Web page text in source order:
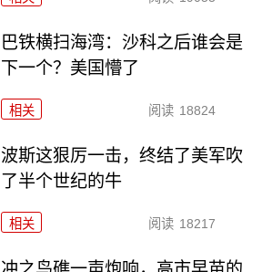
巴铁横扫海湾：沙科之后谁会是
下一个？美国懵了
相关 阅读 18824
波斯这狠厉一击，终结了美军吹
了半个世纪的牛
相关 阅读 18217